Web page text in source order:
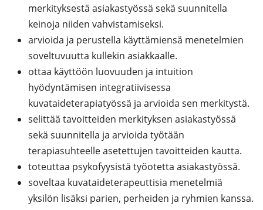
merkityksestä asiakastyössä sekä suunnitella
keinoja niiden vahvistamiseksi.
arvioida ja perustella käyttämiensä menetelmien
soveltuvuutta kullekin asiakkaalle.
ottaa käyttöön luovuuden ja intuition
hyödyntämisen integratiivisessa
kuvataideterapiatyössä ja arvioida sen merkitystä.
selittää tavoitteiden merkityksen asiakastyössä
sekä suunnitella ja arvioida työtään
terapiasuhteelle asetettujen tavoitteiden kautta.
toteuttaa psykofyysistä työotetta asiakastyössä.
soveltaa kuvataideterapeuttisia menetelmiä
yksilön lisäksi parien, perheiden ja ryhmien kanssa.